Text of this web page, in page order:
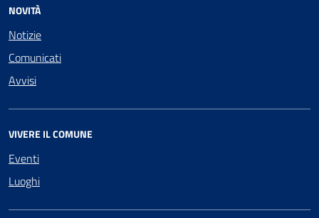
NOVITÀ
Notizie
Comunicati
Avvisi
VIVERE IL COMUNE
Eventi
Luoghi